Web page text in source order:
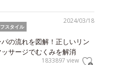
2024/03/18
スタイル
パの流れを図解！正しいリン
サージでむくみを解消
1833897 view